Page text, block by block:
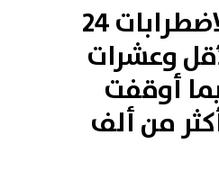
وقد خلفت الاضطرابات 24
وعشرات
أوقفت
من ألف